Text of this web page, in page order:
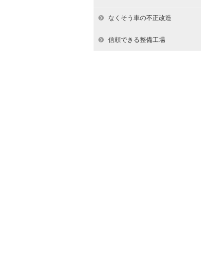
なくそう車の不正改造
信頼できる整備工場